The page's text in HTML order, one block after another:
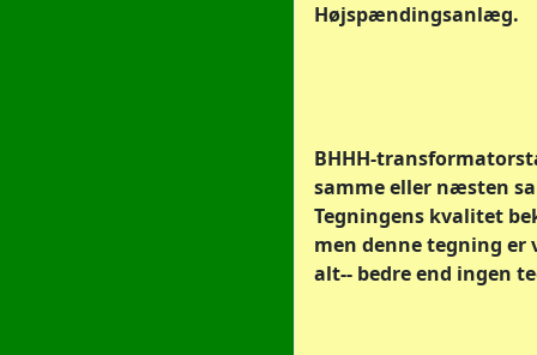
Højspændingsanlæg.
BHHH-
samme eller næsten
Tegningens kvalitet
men denne tegning er
alt-- bedre end ingen